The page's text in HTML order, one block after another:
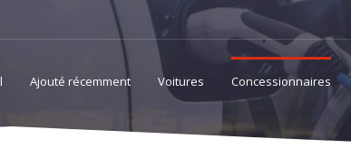
Ajouté récemment Voitures Concessionnaires
Services Professionnels accessoires et services Comptes